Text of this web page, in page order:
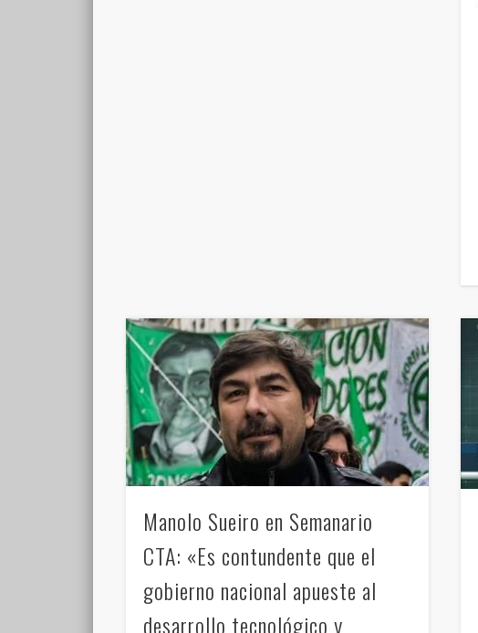
Manolo Sueiro en Semanario
CTA: «Es contundente que el
gobierno nacional apueste al
desarrollo tecnológico y